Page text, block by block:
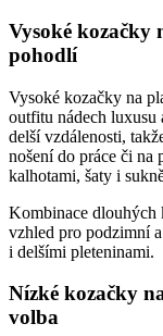
Vysoké kozačky
pohodlí
Vysoké kozačky na
outfitu nádech luxusu
delší vzdálenosti,
nošení do práce či na
kalhotami, šaty i
Kombinace dlouhých
vzhled pro podzimní
i delšími pleteninami.
Nízké kozačky
volba